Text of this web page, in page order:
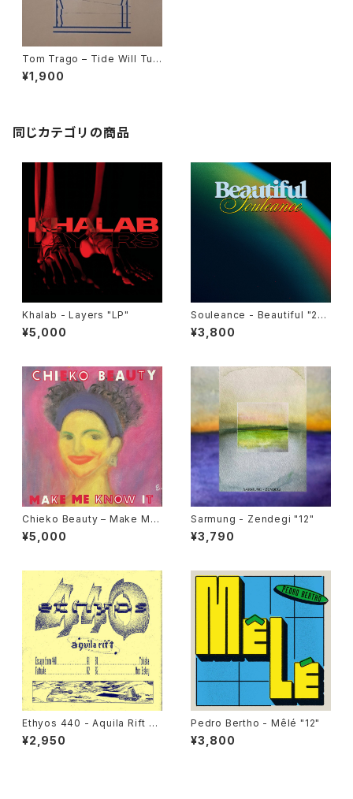
Tom Trago – Tide Will Tur
n "12"
¥1,900
同じカテゴリの商品
Khalab - Layers "LP"
¥5,000
Souleance - Beautiful "2L
P"
¥3,800
Chieko Beauty ‎– Make Me
Know It "used 7"
¥5,000
Sarmung - Zendegi "12"
¥3,790
Ethyos 440 - Aquila Rift "1
2"
¥2,950
Pedro Bertho - Mêlé "12"
¥3,800